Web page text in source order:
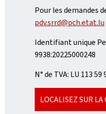
Pour les demandes
pdv.srrd@pch.etat.lu
Identifiant unique
9938:20225000248
N° de TVA: LU 113 59
LOCALISEZ SUR LA